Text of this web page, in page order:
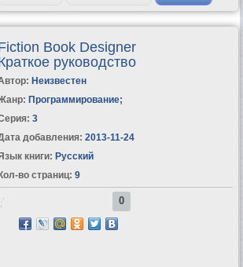
Book Designer
руководство
Неизвестен
Программирование;
3
добавления: 2013-11-24
книги: Русский
Кол-во страниц: 9
0